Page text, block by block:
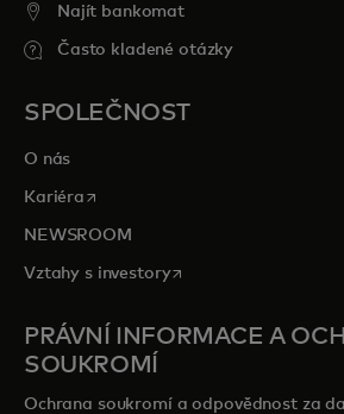
Najít bankomat
Často kladené otázky
SPOLEČNOST
O nás
Kariéra opens in a new tab
NEWSROOM
Vztahy s investoryopens in a new tab
PRÁVNÍ INFORMACE A
SOUKROMÍ
Ochrana soukromí a odpovědnost za